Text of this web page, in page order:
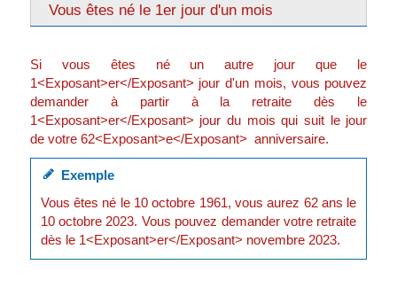
Vous êtes né le 1er jour d'un mois
Si vous êtes né un autre jour que le
1<Exposant>er</Exposant> jour d'un mois, vous pouvez
demander à partir à la retraite dès le
1<Exposant>er</Exposant> jour du mois qui suit le jour
de votre 62<Exposant>e</Exposant> anniversaire.
Exemple
Vous êtes né le 10 octobre 1961, vous aurez 62 ans le
10 octobre 2023. Vous pouvez demander votre retraite
dès le 1<Exposant>er</Exposant> novembre 2023.